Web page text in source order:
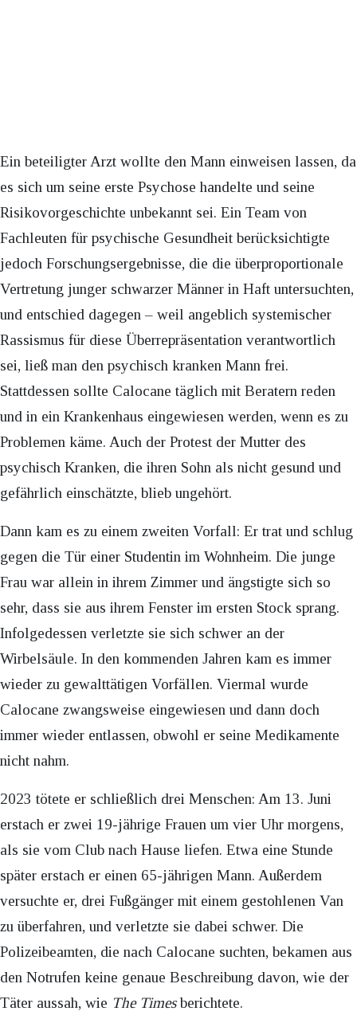
Ein beteiligter Arzt wollte den Mann einweisen lassen, da
es sich um seine erste Psychose handelte und seine
Risikovorgeschichte unbekannt sei. Ein Team von
Fachleuten für psychische Gesundheit berücksichtigte
jedoch Forschungsergebnisse, die die überproportionale
Vertretung junger schwarzer Männer in Haft untersuchten,
und entschied dagegen – weil angeblich systemischer
Rassismus für diese Überrepräsentation verantwortlich
sei, ließ man den psychisch kranken Mann frei.
Stattdessen sollte Calocane täglich mit Beratern reden
und in ein Krankenhaus eingewiesen werden, wenn es zu
Problemen käme. Auch der Protest der Mutter des
psychisch Kranken, die ihren Sohn als nicht gesund und
gefährlich einschätzte, blieb ungehört.
Dann kam es zu einem zweiten Vorfall: Er trat und schlug
gegen die Tür einer Studentin im Wohnheim. Die junge
Frau war allein in ihrem Zimmer und ängstigte sich so
sehr, dass sie aus ihrem Fenster im ersten Stock sprang.
Infolgedessen verletzte sie sich schwer an der
Wirbelsäule. In den kommenden Jahren kam es immer
wieder zu gewalttätigen Vorfällen. Viermal wurde
Calocane zwangsweise eingewiesen und dann doch
immer wieder entlassen, obwohl er seine Medikamente
nicht nahm.
2023 tötete er schließlich drei Menschen: Am 13. Juni
erstach er zwei 19-jährige Frauen um vier Uhr morgens,
als sie vom Club nach Hause liefen. Etwa eine Stunde
später erstach er einen 65-jährigen Mann. Außerdem
versuchte er, drei Fußgänger mit einem gestohlenen Van
zu überfahren, und verletzte sie dabei schwer. Die
Polizeibeamten, die nach Calocane suchten, bekamen aus
den Notrufen keine genaue Beschreibung davon, wie der
Täter aussah, wie The Timesberichtete.